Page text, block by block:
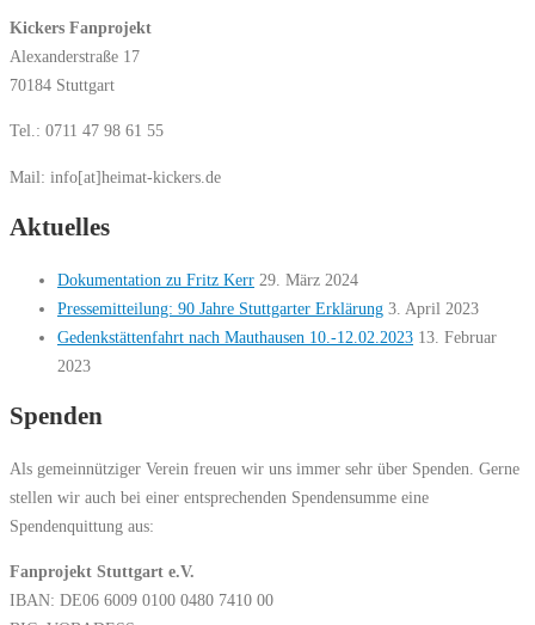
Kickers Fanprojekt
Alexanderstraße 17
70184 Stuttgart
Tel.: 0711 47 98 61 55
Mail: info[at]heimat-kickers.de
Aktuelles
Dokumentation zu Fritz Kerr 29. März 2024
Pressemitteilung: 90 Jahre Stuttgarter Erklärung 3. April 2023
Gedenkstättenfahrt nach Mauthausen 10.-12.02.2023 13. Februar
2023
Spenden
Als gemeinnütziger Verein freuen wir uns immer sehr über Spenden. Gerne
stellen wir auch bei einer entsprechenden Spendensumme eine
Spendenquittung aus:
Fanprojekt Stuttgart e.V.
IBAN: DE06 6009 0100 0480 7410 00